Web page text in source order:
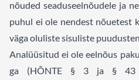
nõuded seaduseelnõudele ja
puhul ei ole nendest nõuetest
väga oluliste sisuliste
Analüüsitud ei ole eelnõus
ga (HÕNTE § 3 ja §